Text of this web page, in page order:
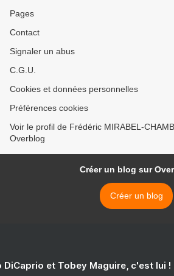
Pages
Contact
Signaler un abus
C.G.U.
Cookies et données personnelles
Préférences cookies
Voir le profil de Frédéric MIRABEL-
Overblog
Créer un blog sur
Créer un blog
DiCaprio et Tobey Maguire, c'est lui